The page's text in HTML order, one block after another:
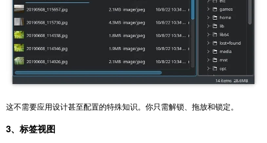
这不需要应用设计甚至配置的特殊知识。你只需解锁、拖放和锁定。
3、标签视图